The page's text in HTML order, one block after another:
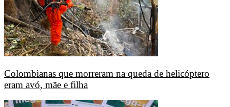
Colombianas que morreram na queda de helicóptero
eram avó, mãe e filha